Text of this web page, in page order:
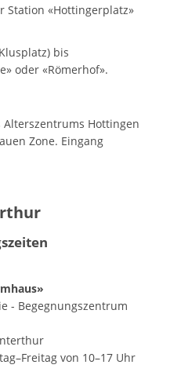
Station «Hottingerplatz»
bis
oder «Römerhof».
Alterszentrums Hottingen
Zone. Eingang
- Begegnungszentrum
von 10–17 Uhr